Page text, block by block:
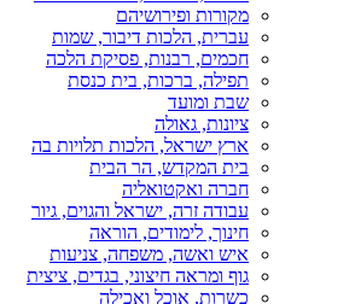
מקורות ופירושיהם
עברית, הלכות דיבור, שמות
חכמים, רבנות, פסיקת הלכה
תפילה, ברכות, בית כנסת
שבת ומועד
ציונות, גאולה
ארץ ישראל, הלכות תלויות בה
בית המקדש, הר הבית
חברה ואקטואליה
עבודה זרה, ישראל והגוים, גיור
חינוך, לימודים, הוראה
איש ואשה, משפחה, צניעות
גוף ומראה חיצוני, בגדים, ציצית
כשרות, אוכל ואכילה